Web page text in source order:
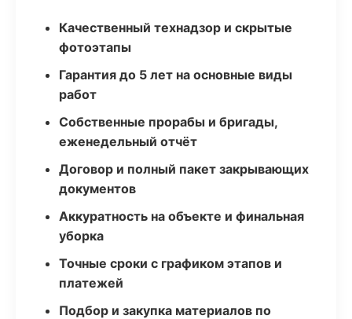
Качественный технадзор и скрытые
фотоэтапы
Гарантия до 5 лет на основные виды
работ
Собственные прорабы и бригады,
еженедельный отчёт
Договор и полный пакет закрывающих
документов
Аккуратность на объекте и финальная
уборка
Точные сроки с графиком этапов и
платежей
Подбор и закупка материалов по